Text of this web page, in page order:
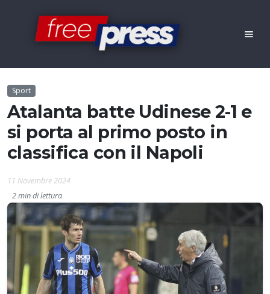
Sport
Atalanta batte Udinese 2-1 e
si porta al primo posto in
classifica con il Napoli
11 Novembre 2024
2 min di lettura